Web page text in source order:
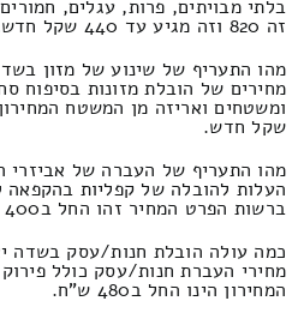
בלתי מבויתים, פרות, עגלים,
זה 820 וזה מגיע עד 440 שקל חדש.
מהו התעריף של שינוע של מזון
מחירים של הובלת מזונות בסיפוח
שקל חדש.
מהו התעריף של העברה של אביזרי
העלות להובלה של קפליות בהקפאה
ברשות הפרט המחיר זהו החל ב400 שקל.
כמה עולה הובלת חנות/עסק בשדה
מחירי העברת חנות/עסק כולל
המחירון הינו החל ב480 ש"ח.